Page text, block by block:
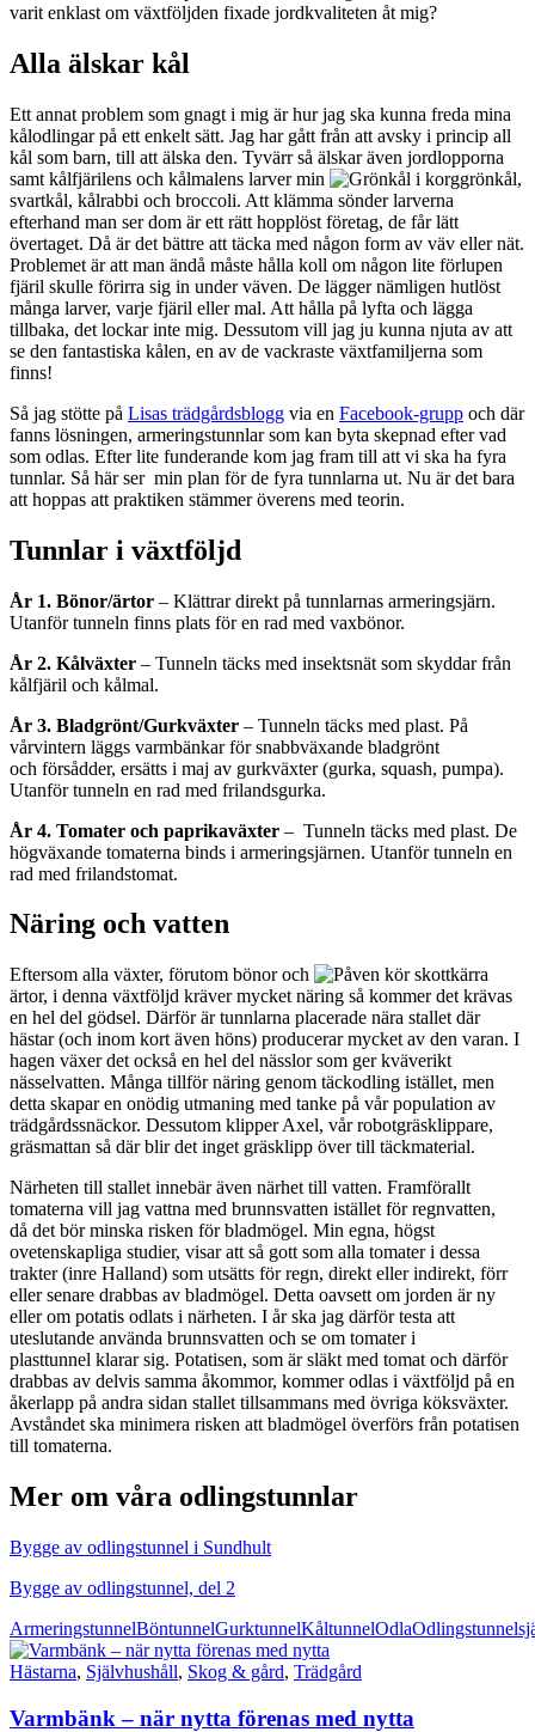
varit enklast om växtföljden fixade jordkvaliteten åt mig?
Alla älskar kål
Ett annat problem som gnagt i mig är hur jag ska kunna freda mina
kålodlingar på ett enkelt sätt. Jag har gått från att avsky i princip all
kål som barn, till att älska den. Tyvärr så älskar även jordlopporna
samt kålfjärilens och kålmalens larver min
grönkål,
svartkål, kålrabbi och broccoli. Att klämma sönder larverna
efterhand man ser dom är ett rätt hopplöst företag, de får lätt
övertaget. Då är det bättre att täcka med någon form av väv eller nät.
Problemet är att man ändå måste hålla koll om någon lite förlupen
fjäril skulle förirra sig in under väven. De lägger nämligen hutlöst
många larver, varje fjäril eller mal. Att hålla på lyfta och lägga
tillbaka, det lockar inte mig. Dessutom vill jag ju kunna njuta av att
se den fantastiska kålen, en av de vackraste växtfamiljerna som
finns!
Så jag stötte på Lisas trädgårdsblogg via en Facebook-grupp och där
fanns lösningen, armeringstunnlar som kan byta skepnad efter vad
som odlas. Efter lite funderande kom jag fram till att vi ska ha fyra
tunnlar. Så här ser min plan för de fyra tunnlarna ut. Nu är det bara
att hoppas att praktiken stämmer överens med teorin.
Tunnlar i växtföljd
År 1. Bönor/ärtor – Klättrar direkt på tunnlarnas armeringsjärn.
Utanför tunneln finns plats för en rad med vaxbönor.
År 2. Kålväxter – Tunneln täcks med insektsnät som skyddar från
kålfjäril och kålmal.
År 3. Bladgrönt/Gurkväxter – Tunneln täcks med plast. På
vårvintern läggs varmbänkar för snabbväxande bladgrönt
och försådder, ersätts i maj av gurkväxter (gurka, squash, pumpa).
Utanför tunneln en rad med frilandsgurka.
År 4. Tomater och paprikaväxter – Tunneln täcks med plast. De
högväxande tomaterna binds i armeringsjärnen. Utanför tunneln en
rad med frilandstomat.
Näring och vatten
Eftersom alla växter, förutom bönor och
ärtor, i denna växtföljd kräver mycket näring så kommer det krävas
en hel del gödsel. Därför är tunnlarna placerade nära stallet där
hästar (och inom kort även höns) producerar mycket av den varan. I
hagen växer det också en hel del nässlor som ger kväverikt
nässelvatten. Många tillför näring genom täckodling istället, men
detta skapar en onödig utmaning med tanke på vår population av
trädgårdssnäckor. Dessutom klipper Axel, vår robotgräsklippare,
gräsmattan så där blir det inget gräsklipp över till täckmaterial.
Närheten till stallet innebär även närhet till vatten. Framförallt
tomaterna vill jag vattna med brunnsvatten istället för regnvatten,
då det bör minska risken för bladmögel. Min egna, högst
ovetenskapliga studier, visar att så gott som alla tomater i dessa
trakter (inre Halland) som utsätts för regn, direkt eller indirekt, förr
eller senare drabbas av bladmögel. Detta oavsett om jorden är ny
eller om potatis odlats i närheten. I år ska jag därför testa att
uteslutande använda brunnsvatten och se om tomater i
plasttunnel klarar sig. Potatisen, som är släkt med tomat och därför
drabbas av delvis samma åkommor, kommer odlas i växtföljd på en
åkerlapp på andra sidan stallet tillsammans med övriga köksväxter.
Avståndet ska minimera risken att bladmögel överförs från potatisen
till tomaterna.
Mer om våra odlingstunnlar
Bygge av odlingstunnel i Sundhult
Bygge av odlingstunnel, del 2
ArmeringstunnelBöntunnelGurktunnelKåltunnelOdlaOdlingstunnel
Hästarna, Självhushåll, Skog & gård, Trädgård
Varmbänk – när nytta förenas med nytta